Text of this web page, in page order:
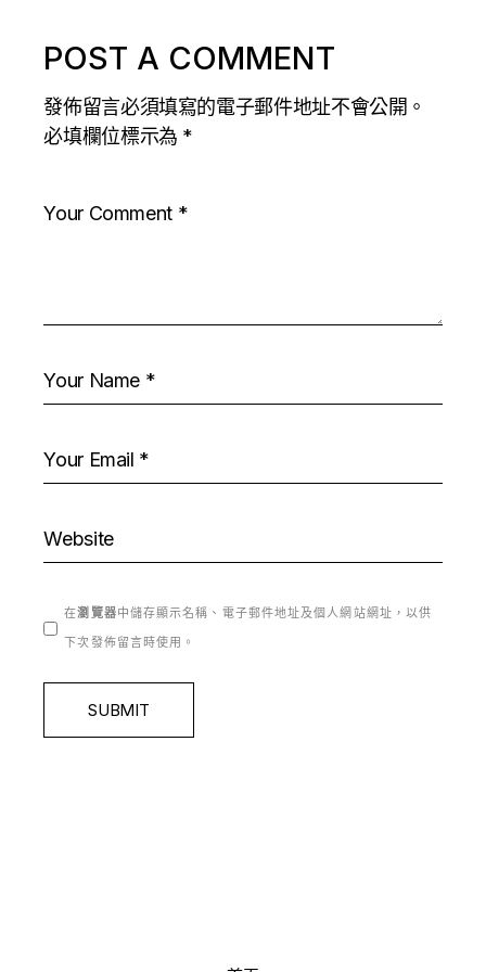
POST A COMMENT
發佈留言必須填寫的電子郵件地址不會公開。
必填欄位標示為 *
在瀏覽器中儲存顯示名稱、電子郵件地址及個人網站網址，以供
下次發佈留言時使用。
SUBMIT